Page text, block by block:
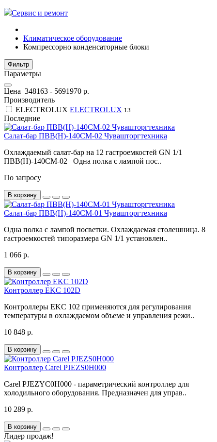
Сервис и ремонт
Климатическое оборудование
Компрессорно конденсаторные блоки
Фильтр
Параметры
Цена 348163 - 5691970 р.
Производитель
ELECTROLUX ELECTROLUX 13
Последние
Салат-бар ПВВ(Н)-140СМ-02 Чувашторгтехника
Охлаждаемый салат-бар на 12 гастроемкостей GN 1/1
ПВВ(Н)-140СМ-02 Одна полка с лампой пос..
По запросу
В корзину
Салат-бар ПВВ(Н)-140СМ-01 Чувашторгтехника
Одна полка с лампой посветки. Охлаждаемая столешница. 8
гастроемкостей типоразмера GN 1/1 установлен..
1 066 р.
В корзину
Контроллер EKC 102D
Контроллеры EKC 102 применяются для регулирования
температуры в охлаждаемом объеме и управления режи..
10 848 р.
В корзину
Контроллер Carel PJEZS0H000
Carel PJEZYC0H000 - параметрический контроллер для
холодильного оборудования. Предназначен для управ..
10 289 р.
В корзину
Лидер продаж!